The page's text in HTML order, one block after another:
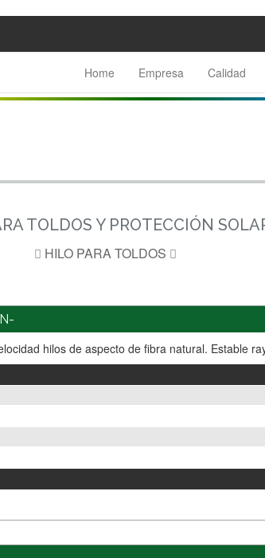
Home Empresa Calidad
TOLDOS Y PROTECCIÓN
HILO PARA TOLDOS
hilos de aspecto de fibra natural. Estable